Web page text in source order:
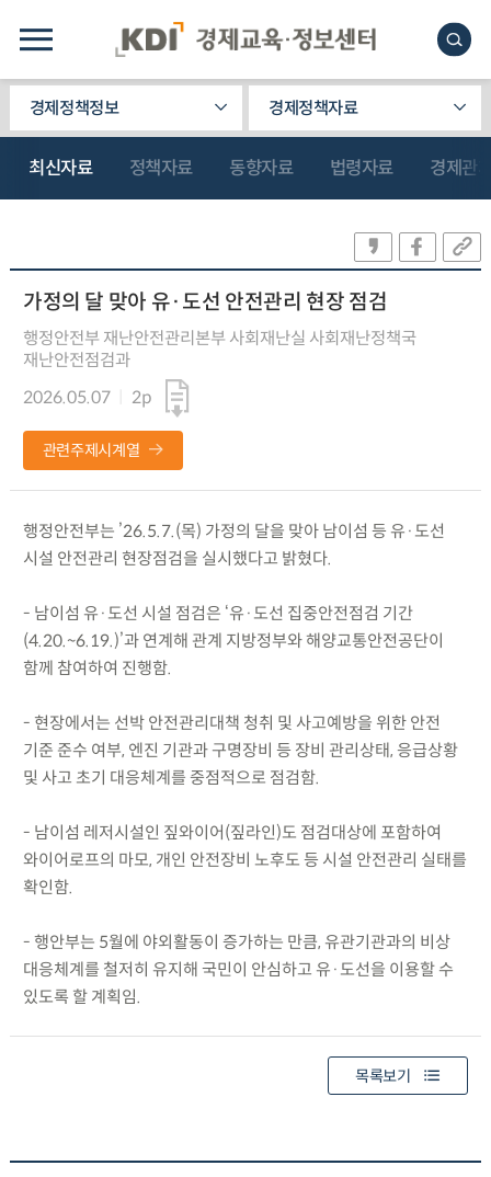
경제정책정보 경제정책자료
최신자료 정책자료 동향자료 법령자료 경제관
가정의 달 맞아 유·도선 안전관리 현장 점검
행정안전부 재난안전관리본부 사회재난실 사회재난정책국
재난안전점검과
2026.05.07
2p
관련주제시계열
행정안전부는 ’26.5.7.(목) 가정의 달을 맞아 남이섬 등 유·도선
시설 안전관리 현장점검을 실시했다고 밝혔다.
- 남이섬 유·도선 시설 점검은 ‘유·도선 집중안전점검 기간
(4.20.~6.19.)’과 연계해 관계 지방정부와 해양교통안전공단이
함께 참여하여 진행함.
- 현장에서는 선박 안전관리대책 청취 및 사고예방을 위한 안전
기준 준수 여부, 엔진 기관과 구명장비 등 장비 관리상태, 응급상황
및 사고 초기 대응체계를 중점적으로 점검함.
- 남이섬 레저시설인 짚와이어(짚라인)도 점검대상에 포함하여
와이어로프의 마모, 개인 안전장비 노후도 등 시설 안전관리 실태를
확인함.
- 행안부는 5월에 야외활동이 증가하는 만큼, 유관기관과의 비상
대응체계를 철저히 유지해 국민이 안심하고 유·도선을 이용할 수
있도록 할 계획임.
목록보기